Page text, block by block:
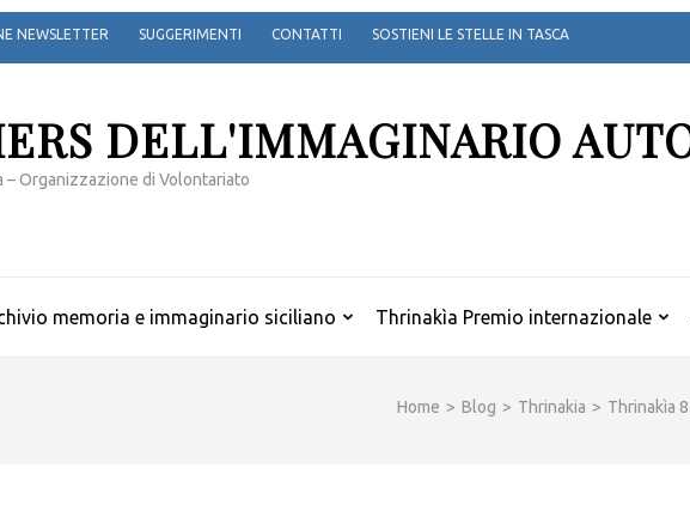
NEWSLETTER SUGGERIMENTI CONTATTI SOSTIENI LE STELLE IN TASCA
DELL'IMMAGINARIO
– Organizzazione di Volontariato
memoria e immaginario siciliano Thrinakìa Premio internazionale
Home > Blog > Thrinakia > Thrinakìa